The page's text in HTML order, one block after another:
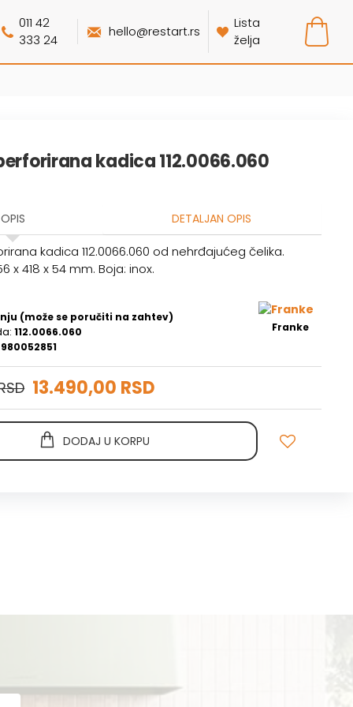
011 42
333 24
hello@restart.rs
Lista
želja
kadica 112.0066.060
OPIS DETALJAN OPIS
kadica 112.0066.060 od nehrđajućeg čelika.
x 418 x 54 mm. Boja: inox.
(može se poručiti na zahtev)
112.0066.060
Franke
13.490,00 RSD
DODAJ U KORPU